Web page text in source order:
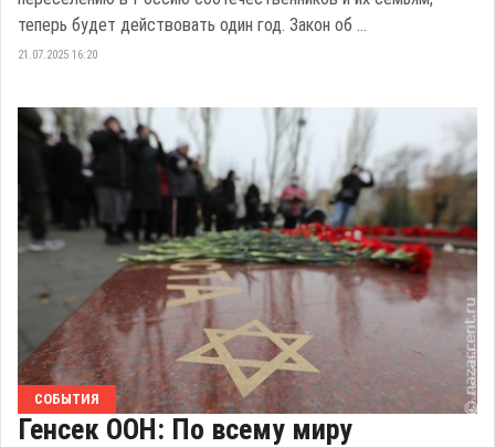
теперь будет действовать один год. Закон об ...
21.07.2025 16:20
СОБЫТИЯ
Генсек ООН: По всему миру